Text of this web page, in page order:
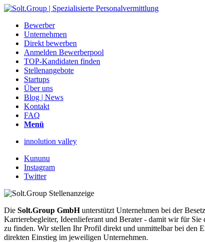
Bewerber
Unternehmen
Direkt bewerben
Anmelden Bewerberpool
TOP-Kandidaten finden
Stellenangebote
Startups
Über uns
Blog | News
Kontakt
FAQ
Menü
innolution valley
Kununu
Instagram
Twitter
Die Solt.Group GmbHunterstützt Unternehmen bei der
Karrierebegleiter, Ideenlieferant und Berater - damit wir für
zu finden. Wir stellen Ihr Profil direkt und unmittelbar bei den
direkten Einstieg im jeweiligen Unternehmen.